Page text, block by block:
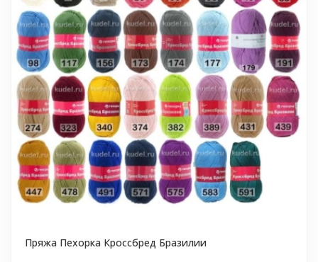
Пряжа Пехорка Кроссбред Бразилии